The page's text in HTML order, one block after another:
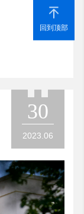
30
2023.06
回到顶部